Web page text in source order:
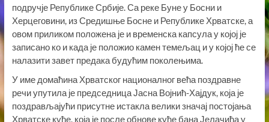
подручје Републике Србије. Са реке Буне у Босни и
Херцеговини, из Средишње Босне и Републике Хрватске, а
овом приликом положена је и временска капсула у којој је
записано ко и када је положио камен темељац и у којој ће се
налазити завет предака будућим поколењима.
У име домаћина Хрватског националног већа поздравне
речи упутила је председница Јасна Војнић-Хајдук, која је
поздрављајући присутне истакла велики значај постојања
Хрватске куће, која је после обнове куће бана Јелачића у